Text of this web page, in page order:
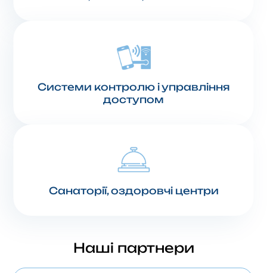
Системи контролю і управління
доступом
Санаторії, оздоровчі центри
Наші партнери